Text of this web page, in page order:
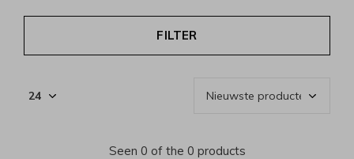
FILTER
Seen 0 of the 0 products